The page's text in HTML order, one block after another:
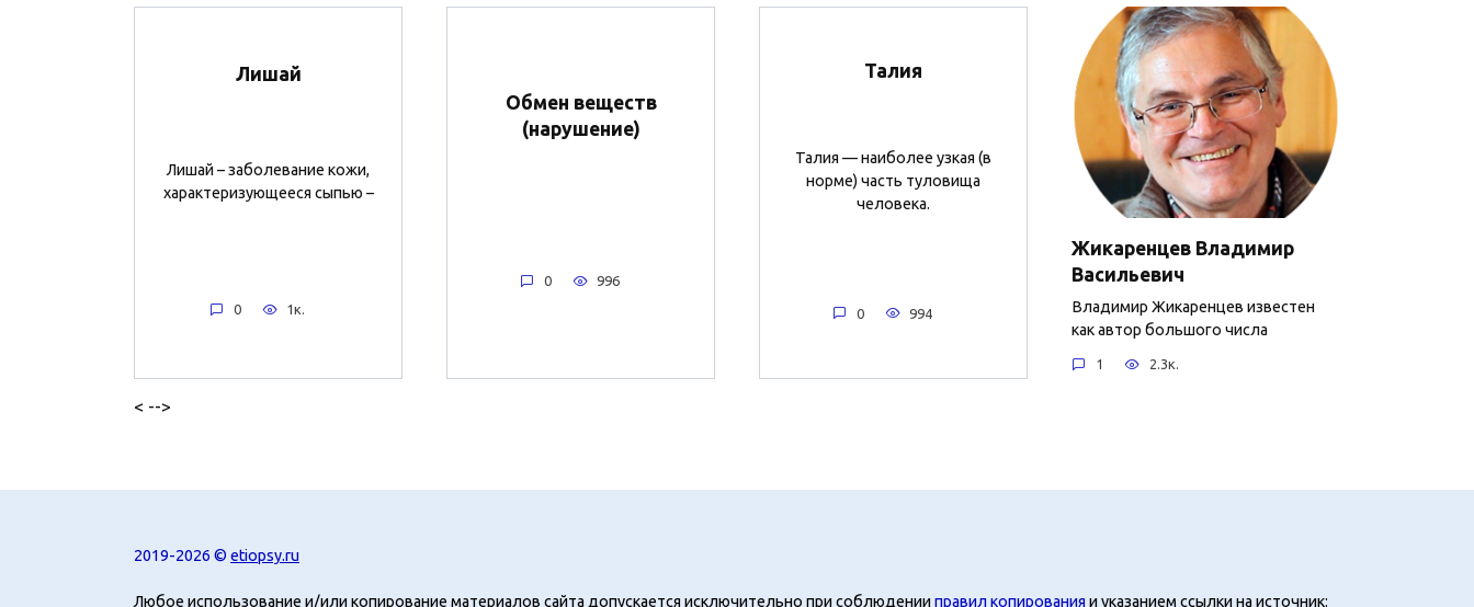
Лишай
Лишай – заболевание кожи,
характеризующееся сыпью –
0 1к.
Обмен веществ
(нарушение)
0 996
Талия
Талия — наиболее узкая (в
норме) часть туловища
человека.
0 994
Жикаренцев Владимир
Васильевич
Владимир Жикаренцев известен
как автор большого числа
1 2.3к.
< -->
2019-2026 © etiopsy.ru
Любое использование и/или копирование материалов сайта допускается исключительно при соблюденииправил копирования и указанием ссылки на источник: